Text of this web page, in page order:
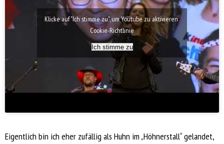
Klicke auf "Ich stimme zu", um Youtube zu aktivieren
Cookie-Richtlinie
Ich stimme zu
Eigentlich bin ich eher zufällig als Huhn im „Höhnerstall“ gelandet,